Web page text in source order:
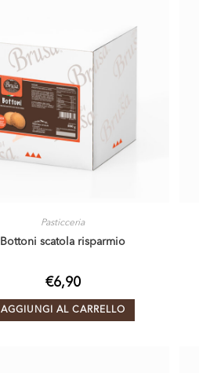
Pasticceria
Bottoni scatola risparmio
€6,90
AGGIUNGI AL CARRELLO